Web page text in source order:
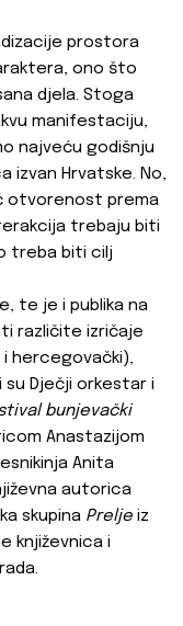
prostora
ono što
djela. Stoga
manifestaciju,
najveću godišnju
izvan Hrvatske. No,
otvorenost prema
trebaju biti
treba biti cilj
te je i publika na
različite izričaje
i hercegovački),
su Dječji orkestar i
bunjevački
Anastazijom
Anita
autorica
skupina Prelje iz
književnica i